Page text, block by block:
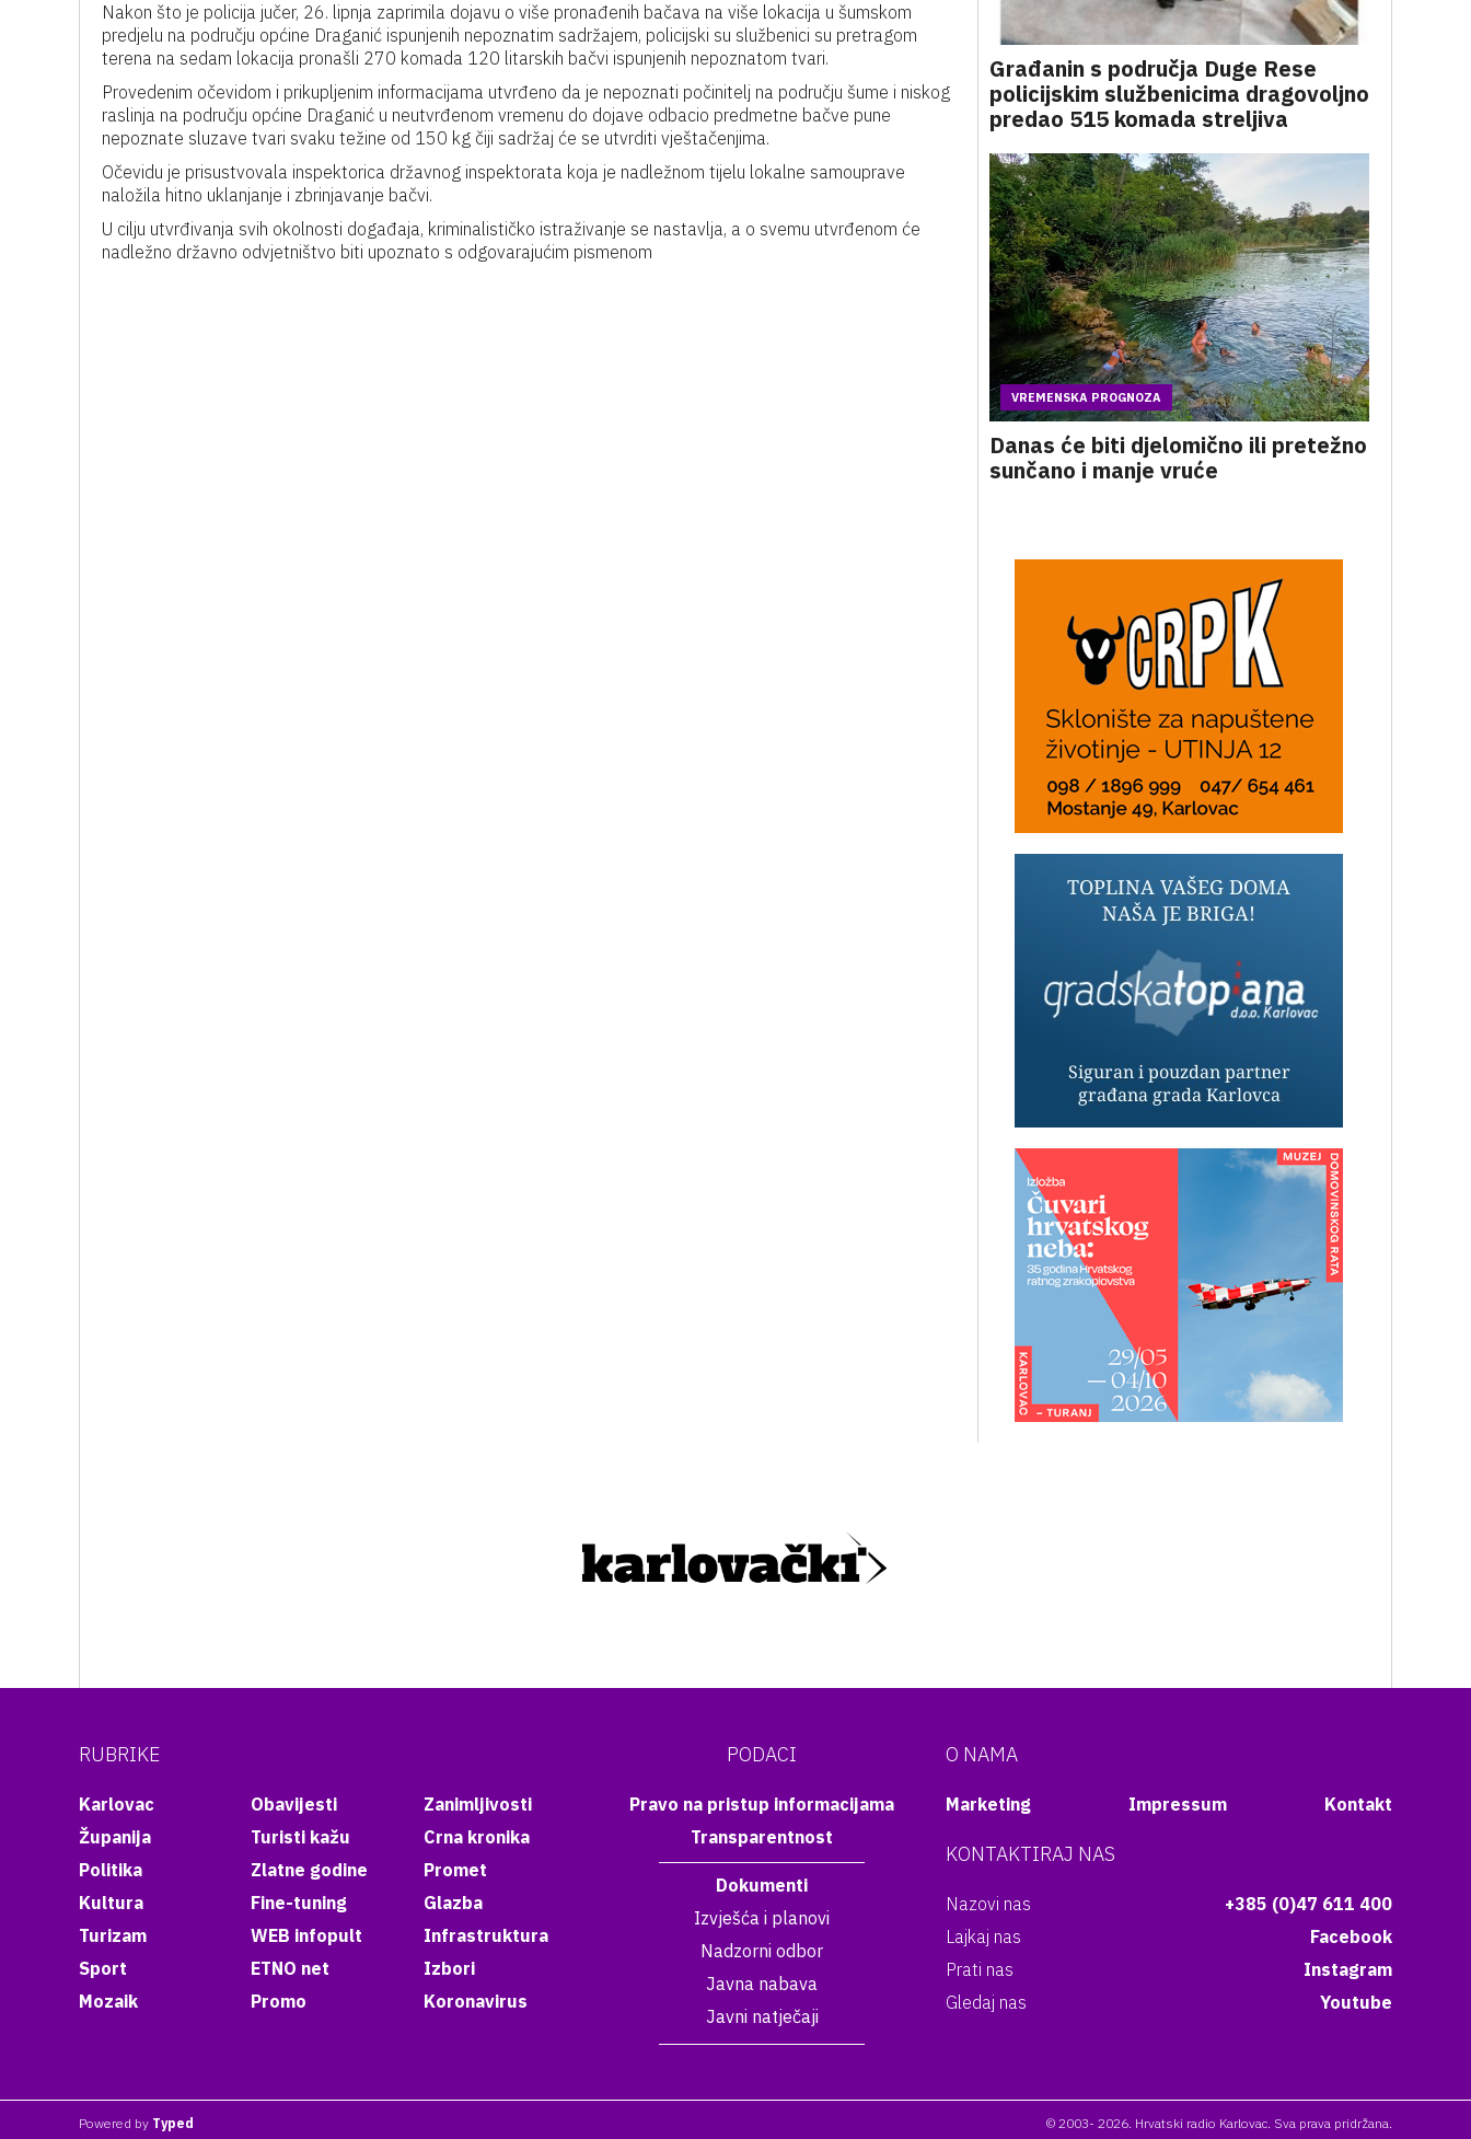
Nakon što je policija jučer, 26. lipnja zaprimila dojavu o više pronađenih bačava na više lokacija u šumskom
predjelu na području općine Draganić ispunjenih nepoznatim sadržajem, policijski su službenici su pretragom
terena na sedam lokacija pronašli 270 komada 120 litarskih bačvi ispunjenih nepoznatom tvari.
Provedenim očevidom i prikupljenim informacijama utvrđeno da je nepoznati počinitelj na području šume i niskog
raslinja na području općine Draganić u neutvrđenom vremenu do dojave odbacio predmetne bačve pune
nepoznate sluzave tvari svaku težine od 150 kg čiji sadržaj će se utvrditi vještačenjima.
Očevidu je prisustvovala inspektorica državnog inspektorata koja je nadležnom tijelu lokalne samouprave
naložila hitno uklanjanje i zbrinjavanje bačvi.
U cilju utvrđivanja svih okolnosti događaja, kriminalističko istraživanje se nastavlja, a o svemu utvrđenom će
nadležno državno odvjetništvo biti upoznato s odgovarajućim pismenom
Građanin s područja Duge Rese
policijskim službenicima dragovoljno
predao 515 komada streljiva
VREMENSKA PROGNOZA
Danas će biti djelomično ili pretežno
sunčano i manje vruće
RUBRIKE
Karlovac
Županija
Politika
Kultura
Turizam
Sport
Mozaik
Obavijesti
Turisti kažu
Zlatne godine
Fine-tuning
WEB infopult
ETNO net
Promo
Zanimljivosti
Crna kronika
Promet
Glazba
Infrastruktura
Izbori
Koronavirus
PODACI
Pravo na pristup informacijama
Transparentnost
Dokumenti
Izvješća i planovi
Nadzorni odbor
Javna nabava
Javni natječaji
O NAMA
Marketing Impressum Kontakt
KONTAKTIRAJ NAS
Nazovi nas
+385 (0)47 611 400
Lajkaj nas
Facebook
Prati nas
Instagram
Gledaj nas
Youtube
Powered by Typed © 2003- 2026. Hrvatski radio Karlovac. Sva prava pridržana.